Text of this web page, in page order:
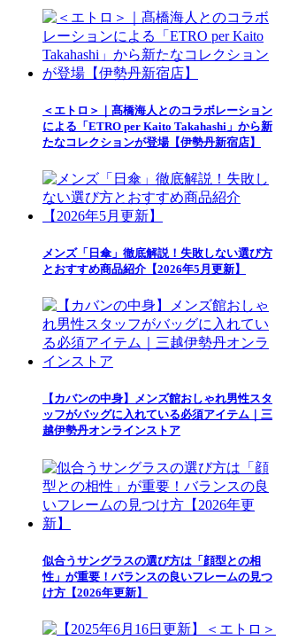
＜エトロ＞｜髙橋海人とのコラボレーション
による「ETRO per Kaito Takahashi」から新
たなコレクションが登場【伊勢丹新宿店】
メンズ「日傘」徹底解説！失敗しない選び方
とおすすめ商品紹介【2026年5月更新】
【カバンの中身】メンズ館おしゃれ男性スタ
ッフがバッグに入れている必須アイテム｜三
越伊勢丹オンラインストア
似合うサングラスの選び方は「顔型との相
性」が重要！バランスの良いフレームの見つ
け方【2026年更新】